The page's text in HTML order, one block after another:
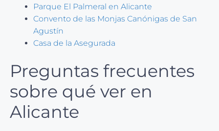
Parque El Palmeral en Alicante
Convento de las Monjas Canónigas de San
Agustín
Casa de la Asegurada
Preguntas frecuentes
sobre qué ver en
Alicante